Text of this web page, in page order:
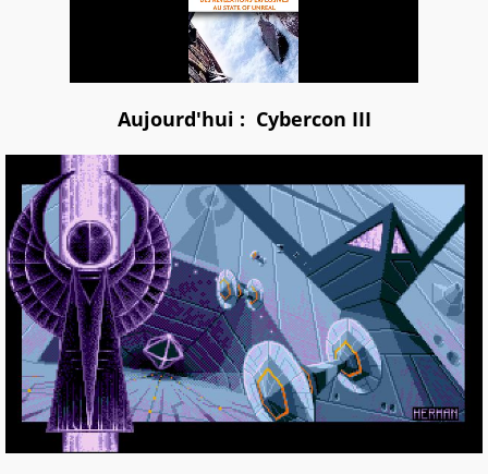
Aujourd'hui : Cybercon III